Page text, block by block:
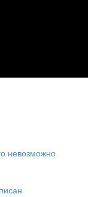
невозможно